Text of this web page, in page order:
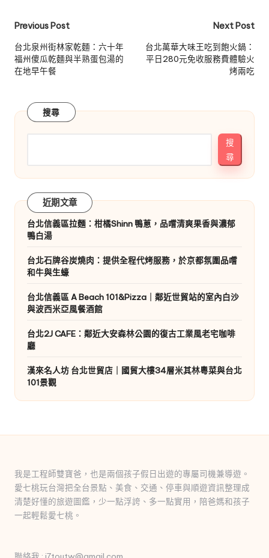
Post
navigation
Previous Post
台北泉州街林家乾麵：六十年
福州傻瓜乾麵與半熟蛋包湯的
在地早午餐
Next Post
台北萬華大味王吃到飽火鍋：
平日280元免收服務費體驗火
烤兩吃
搜尋
搜
尋
近期文章
台北信義區拉麵：柑橘Shinn 鴨蔥，品嚐清爽果香與濃郁
鴨白湯
台北石牌谷炭燒肉：提供全程代烤服務，於京都氛圍品嚐
和牛與生蠔
台北信義區 A Beach 101&Pizza｜鄰近世貿站的室內白沙
與波西米亞風餐酒館
台北2J CAFE：鄰近大安森林公園的復古工業風老宅咖啡
廳
漢來名人坊 台北世貿店｜國貿大樓34層米其林粵菜與台北
101景觀
我是工程師雙寶爸，也是兩個孩子假日出遊的專屬司機兼導遊。
愛七桃玩台灣把全台景點、美食、交通、停車與順遊資訊整理成
清楚好懂的旅遊圖鑑，少一點浮誇、多一點實用，陪爸媽和孩子
一起輕鬆愛七桃。